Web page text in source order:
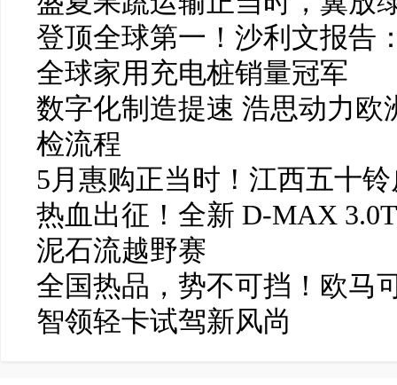
登顶全球第一！沙利文报告
全球家用充电桩销量冠军
数字化制造提速 浩思动力
检流程
5月惠购正当时！江西五十
热血出征！全新 D-MAX
泥石流越野赛
全国热品，势不可挡！欧马
智领轻卡试驾新风尚